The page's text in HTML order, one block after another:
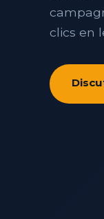
clics en